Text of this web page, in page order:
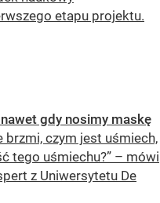
etapu projektu.
gdy nosimy maskę
brzmi, czym jest uśmiech,
tego uśmiechu?” – mówi
z Uniwersytetu De